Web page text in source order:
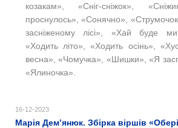
козакам», «Сніг-сніжок»,
проснулось», «Сонячно»,
засніженому лісі», «Хай буде
«Ходить літо», «Ходить осінь»,
весна», «Чомучка», «Шишки», «Я
«Ялиночка».
16-12-2023
Марія Дем’янюк. Збірка віршів